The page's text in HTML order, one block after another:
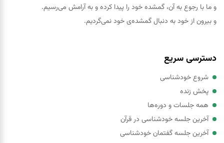
و ما با رجوع به آن، گمشده خود را پيدا کرده و به آرامش می‌رسیم.
و بیرون از خود به دنبال گمشده‌ی خود نمی‌گردیم.
دسترسی سریع
شروع خودشناسی
پخش زنده
همه جلسات و دوره‌ها
آخرین جلسه خودشناسی در قرآن
آخرین جلسه گفتمان خودشناسی